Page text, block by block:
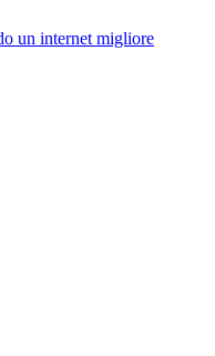
un internet migliore